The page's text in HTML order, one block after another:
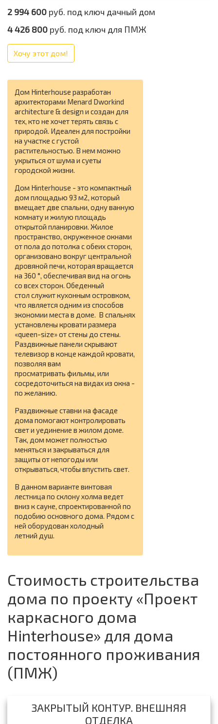
2 994 600 руб. под ключ дачный дом
4 426 800 руб. под ключ для ПМЖ
Хочу этот дом!
Дом Hinterhouse разработан
архитекторами Menard Dworkind
architecture & design и создан для
тех, кто не хочет терять связь с
природой. Идеален для постройки
на участке с густой
растительностью. В нем можно
укрыться от шума и суеты
городской жизни.
Дом Hinterhouse - это компактный
дом площадью 93 м2, который
вмещает две спальни, одну ванную
комнату и жилую площадь
открытой планировки. Жилое
пространство, окруженное окнами
от пола до потолка с обеих сторон,
организовано вокруг центральной
дровяной печи, которая вращается
на 360 °, обеспечивая вид на огонь
со всех сторон. Обеденный
стол служит кухонным островком,
что является одним из способов
экономии места в доме. В спальнях
установлены кровати размера
«queen-size» от стены до стены.
Раздвижные панели скрывают
телевизор в конце каждой кровати,
позволяя вам
просматривать фильмы, или
сосредоточиться на видах из окна -
по желанию.
Раздвижные ставни на фасаде
дома помогают контролировать
свет и уединение в жилом доме.
Так, дом может полностью
меняться и закрываться для
защиты от непогоды или
открываться, чтобы впустить свет.
В данном варианте винтовая
лестница по склону холма ведет
вниз к сауне, спроектированной по
подобию основного дома. Рядом с
ней оборудован холодный
летний душ.
Стоимость строительства
дома по проекту «Проект
каркасного дома
Hinterhouse» для дома
постоянного проживания
(ПМЖ)
ЗАКРЫТЫЙ КОНТУР. ВНЕШНЯЯ
ОТДЕЛКА